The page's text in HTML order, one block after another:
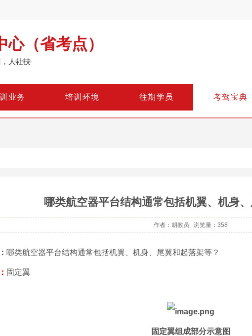
（省考点）
人社技
训 业务 培训 环境 往期 学 员 考驾宝典
哪类航空器平台结构通常包括机翼、机身
作者：胡教员 浏览量：358
哪类航空器平台结构通常包括机翼、机身、尾翼和起落架等？
固定翼
固定翼组成部分示意图